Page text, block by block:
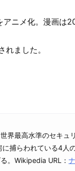
アニメ化。漫画
ました。
界最高水準のセキュ
捕らわれている4人
。Wikipedia URL：